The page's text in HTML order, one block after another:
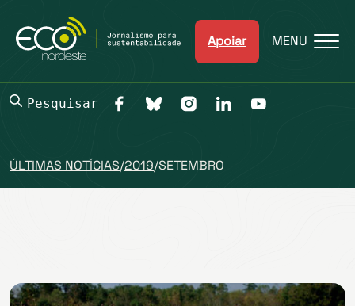
Apoiar MENU
Pesquisar
ÚLTIMAS NOTÍCIAS/2019/SETEMBRO